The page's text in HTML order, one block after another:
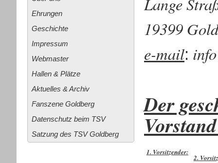
Ehrungen
Geschichte
Impressum
Webmaster
Hallen & Plätze
Aktuelles & Archiv
Fanszene Goldberg
Datenschutz beim TSV
Satzung des TSV Goldberg
19399
e-mail:
Der
1. Vorsitzender:
2.